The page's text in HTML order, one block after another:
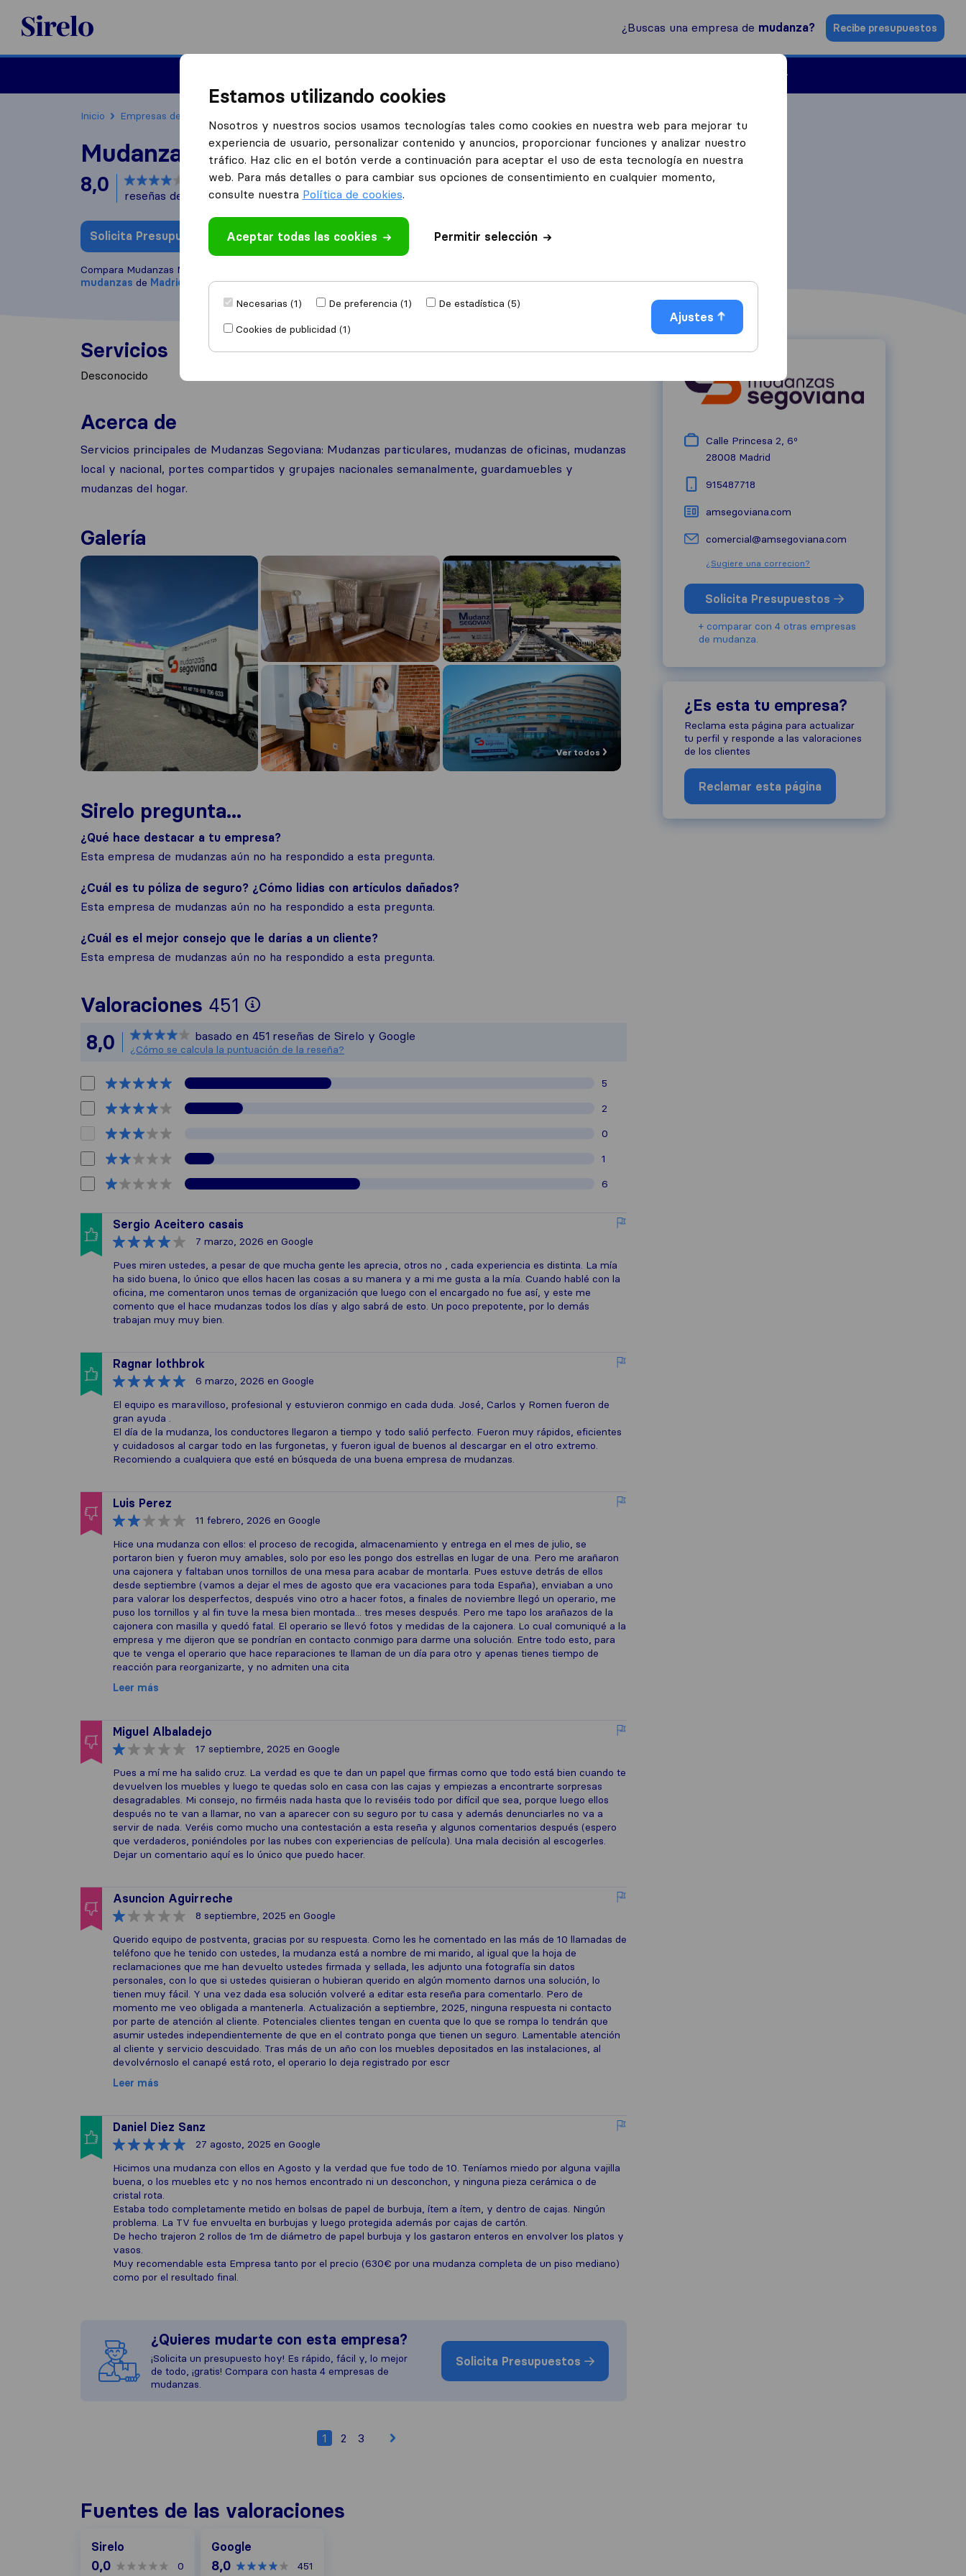
Sirelo.es
¿Buscas una empresa de mudanza? Recibe presupuestos
Inicio Empresas de mudanzas
Mudanzas Madrid Segoviana
8,0 basado en451
reseñas de Sirelo y Google
i
Solicita Presupuestos Escribe una valoración
Compara Mudanzas Madrid Segoviana con otras
mudanzas de Madrid
Servicios
Desconocido
Acerca de
Servicios principales de Mudanzas Segoviana: Mudanzas particulares, mudanzas de oficinas, mudanzas
local y nacional, portes compartidos y grupajes nacionales semanalmente, guardamuebles y
mudanzas del hogar.
Galería
Ver todos
Sirelo pregunta...
¿Qué hace destacar a tu empresa?
Esta empresa de mudanzas aún no ha respondido a esta pregunta.
¿Cuál es tu póliza de seguro? ¿Cómo lidias con artículos dañados?
Esta empresa de mudanzas aún no ha respondido a esta pregunta.
¿Cuál es el mejor consejo que le darías a un cliente?
Esta empresa de mudanzas aún no ha respondido a esta pregunta.
Valoraciones 451
Para ofrecerte una visión más completa de la reputación de la empresa,
Todas las reseñas recopiladas en Sirelo están sujetas a nuestras guías de
8,0 basado en 451 reseñas de Sirelo y Google
¿Cómo se calcula la puntuación de la reseña?
5
2
0
1
6
Sergio Aceitero casais
7 marzo, 2026 en Google
Pues miren ustedes, a pesar de que mucha gente les aprecia, otros no , cada experiencia es distinta. La mía
ha sido buena, lo único que ellos hacen las cosas a su manera y a mi me gusta a la mía. Cuando hablé con la
oficina, me comentaron unos temas de organización que luego con el encargado no fue así, y este me
comento que el hace mudanzas todos los días y algo sabrá de esto. Un poco prepotente, por lo demás
trabajan muy muy bien.
Ragnar lothbrok
6 marzo, 2026 en Google
El equipo es maravilloso, profesional y estuvieron conmigo en cada duda. José, Carlos y Romen fueron de
gran ayuda .
El día de la mudanza, los conductores llegaron a tiempo y todo salió perfecto. Fueron muy rápidos, eficientes
y cuidadosos al cargar todo en las furgonetas, y fueron igual de buenos al descargar en el otro extremo.
Recomiendo a cualquiera que esté en búsqueda de una buena empresa de mudanzas.
Luis Perez
11 febrero, 2026 en Google
Hice una mudanza con ellos: el proceso de recogida, almacenamiento y entrega en el mes de julio, se
portaron bien y fueron muy amables, solo por eso les pongo dos estrellas en lugar de una. Pero me arañaron
una cajonera y faltaban unos tornillos de una mesa para acabar de montarla. Pues estuve detrás de ellos
desde septiembre (vamos a dejar el mes de agosto que era vacaciones para toda España), enviaban a uno
para valorar los desperfectos, después vino otro a hacer fotos, a finales de noviembre llegó un operario, me
puso los tornillos y al fin tuve la mesa bien montada... tres meses después. Pero me tapo los arañazos de la
cajonera con masilla y quedó fatal. El operario se llevó fotos y medidas de la cajonera. Lo cual comuniqué a la
empresa y me dijeron que se pondrían en contacto conmigo para darme una solución. Entre todo esto, para
que te venga el operario que hace reparaciones te llaman de un día para otro y apenas tienes tiempo de
reacción para reorganizarte, y no admiten una cita
Leer más
Miguel Albaladejo
17 septiembre, 2025 en Google
Pues a mí me ha salido cruz. La verdad es que te dan un papel que firmas como que todo está bien cuando te
devuelven los muebles y luego te quedas solo en casa con las cajas y empiezas a encontrarte sorpresas
desagradables. Mi consejo, no firméis nada hasta que lo reviséis todo por difícil que sea, porque luego ellos
después no te van a llamar, no van a aparecer con su seguro por tu casa y además denunciarles no va a
servir de nada. Veréis como mucho una contestación a esta reseña y algunos comentarios después (espero
que verdaderos, poniéndoles por las nubes con experiencias de película). Una mala decisión al escogerles.
Dejar un comentario aquí es lo único que puedo hacer.
Asuncion Aguirreche
8 septiembre, 2025 en Google
Querido equipo de postventa, gracias por su respuesta. Como les he comentado en las más de 10 llamadas de
teléfono que he tenido con ustedes, la mudanza está a nombre de mi marido, al igual que la hoja de
reclamaciones que me han devuelto ustedes firmada y sellada, les adjunto una fotografía sin datos
personales, con lo que si ustedes quisieran o hubieran querido en algún momento darnos una solución, lo
tienen muy fácil. Y una vez dada esa solución volveré a editar esta reseña para comentarlo. Pero de
momento me veo obligada a mantenerla. Actualización a septiembre, 2025, ninguna respuesta ni contacto
por parte de atención al cliente. Potenciales clientes tengan en cuenta que lo que se rompa lo tendrán que
asumir ustedes independientemente de que en el contrato ponga que tienen un seguro. Lamentable atención
al cliente y servicio descuidado. Tras más de un año con los muebles depositados en las instalaciones, al
devolvérnoslo el canapé está roto, el operario lo deja registrado por escr
Leer más
Daniel Diez Sanz
27 agosto, 2025 en Google
Hicimos una mudanza con ellos en Agosto y la verdad que fue todo de 10. Teníamos miedo por alguna vajilla
buena, o los muebles etc y no nos hemos encontrado ni un desconchon, y ninguna pieza cerámica o de
cristal rota.
Estaba todo completamente metido en bolsas de papel de burbuja, ítem a ítem, y dentro de cajas. Ningún
problema. La TV fue envuelta en burbujas y luego protegida además por cajas de cartón.
De hecho trajeron 2 rollos de 1m de diámetro de papel burbuja y los gastaron enteros en envolver los platos y
vasos.
Muy recomendable esta Empresa tanto por el precio (630€ por una mudanza completa de un piso mediano)
como por el resultado final.
¿Quieres mudarte con esta empresa?
¡Solicita un presupuesto hoy! Es rápido, fácil y, lo mejor
de todo, ¡gratis! Compara con hasta 4 empresas de
mudanzas.
Solicita Presupuestos
1 2 3
Calle Princesa 2, 6º
28008 Madrid
915487718
amsegoviana.com
comercial@amsegoviana.com
¿Sugiere una correcion?
Solicita Presupuestos
+ comparar con 4 otras empresas
de mudanza.
¿Es esta tu empresa?
Reclama esta página para actualizar
tu perfil y responde a las valoraciones
de los clientes
Reclamar esta página
Fuentes de las valoraciones
Sirelo
0,0 0
Google
8,0 451
Estamos utilizando cookies
Nosotros y nuestros socios usamos tecnologías tales como cookies en nuestra web para mejorar tu
experiencia de usuario, personalizar contenido y anuncios, proporcionar funciones y analizar nuestro
tráfico. Haz clic en el botón verde a continuación para aceptar el uso de esta tecnología en nuestra
web. Para más detalles o para cambiar sus opciones de consentimiento en cualquier momento,
consulte nuestra Política de cookies.
Aceptar todas las cookies Permitir selección
Necesarias (1) De preferencia (1)
De estadística (5)
Cookies de publicidad (1)
Ajustes